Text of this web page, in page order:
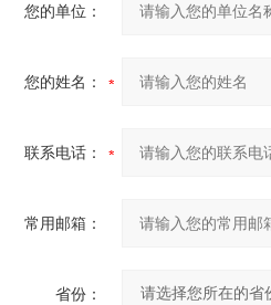
您的单位：
您的姓名：
联系电话：
常用邮箱：
省份：